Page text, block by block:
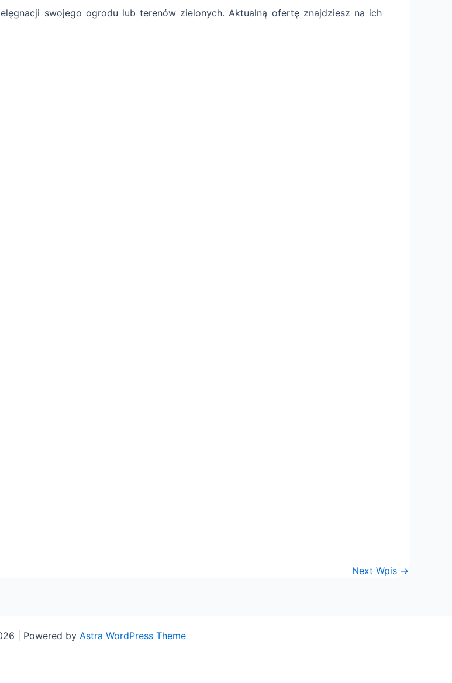
swojego ogrodu lub terenów zielonych. Aktualną ofertę znajdziesz na ich
Next Wpis →
| Powered by Astra WordPress Theme